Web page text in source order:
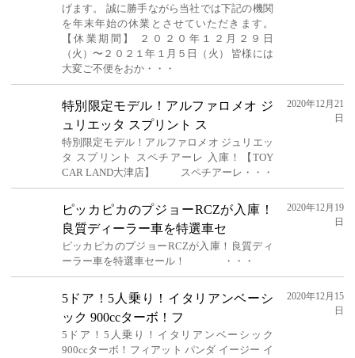
げます。 誠に勝手ながら当社では下記の機関
を年末年始の休業とさせていただきます。
【休業期間】 ２０２０年１２月２９日
（火）〜２０２１年１月５日（火） 皆様には
大変ご不便をおか・・・
特別限定モデル！アルファロメオ ジ
ュリエッタ スプリント ス
特別限定モデル！アルファロメオ ジュリエッ
タ スプリント スペチアーレ 入庫！【TOY
CAR LAND大津店】 スペチアーレ・・・
2020年12月21
日
ピッカピカのプジョーRCZが入庫！
良質ディーラー車を特選車セ
ピッカピカのプジョーRCZが入庫！良質ディ
ーラー車を特選車セール！ ・・・
2020年12月19
日
5ドア！5人乗り！イタリアンベーシ
ック 900ccターボ！フ
5ドア！5人乗り！イタリアンベーシック
900ccターボ！フィアット パンダ イージー イ
2020年12月15
日